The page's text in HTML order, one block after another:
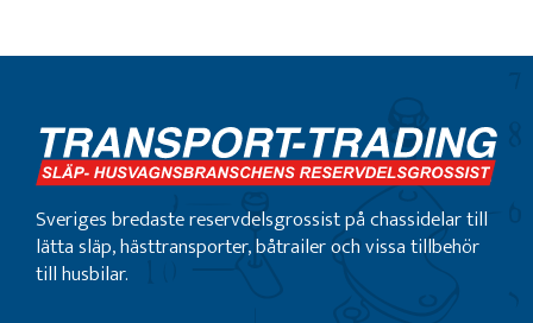
Sveriges bredaste reservdelsgrossist på chassidelar till
lätta släp, hästtransporter, båtrailer och vissa tillbehör
till husbilar.